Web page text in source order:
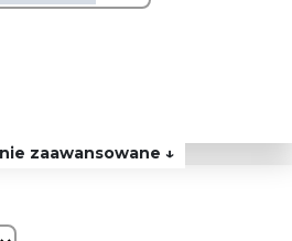
zaawansowane ↓